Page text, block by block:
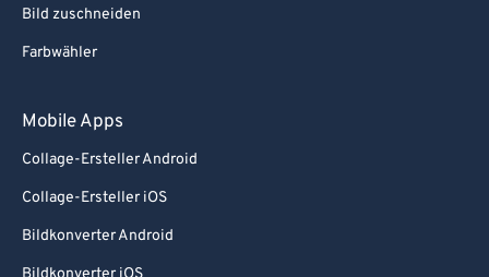
Bild zuschneiden
Farbwähler
Mobile Apps
Collage-Ersteller Android
Collage-Ersteller iOS
Bildkonverter Android